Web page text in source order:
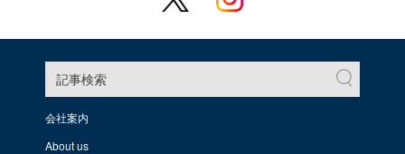
記事検索
会社案内
About us